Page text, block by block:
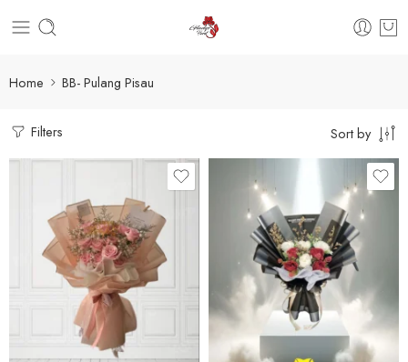
Home BB- Pulang Pisau
Filters Sort by